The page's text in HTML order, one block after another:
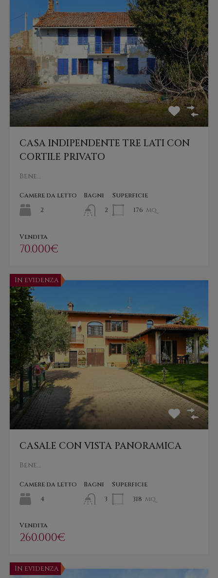
CASA INDIPENDENTE TRE LATI CON
CORTILE PRIVATO
Bene…
Camere da letto
2
Bagni
2
Superficie
176 mq
Vendita
70.000€
In evidenza
CASALE CON VISTA PANORAMICA
Bene…
Camere da letto
4
Bagni
3
Superficie
318 mq
Vendita
260.000€
In evidenza